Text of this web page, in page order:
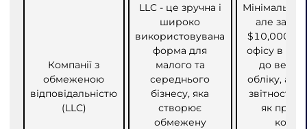
Компанії з
обмеженою
відповідальністю
(LLC)
LLC - це зручна і
широко
використовувана
форма для
малого та
середнього
бізнесу, яка
створює
обмежену
але
$10,000.
офісу в
до
обліку, але
звітності.
як